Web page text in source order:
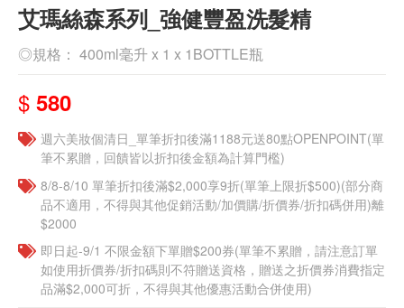
艾瑪絲森系列_強健豐盈洗髮精
◎規格： 400ml毫升 x 1 x 1BOTTLE瓶
$ 580
週六美妝個清日_單筆折扣後滿1188元送80點OPENPOINT(單
筆不累贈，回饋皆以折扣後金額為計算門檻)
8/8-8/10 單筆折扣後滿$2,000享9折(單筆上限折$500)(部分商
品不適用，不得與其他促銷活動/加價購/折價券/折扣碼併用)離
$2000
即日起-9/1 不限金額下單贈$200券(單筆不累贈，請注意訂單
如使用折價券/折扣碼則不符贈送資格，贈送之折價券消費指定
品滿$2,000可折，不得與其他優惠活動合併使用)